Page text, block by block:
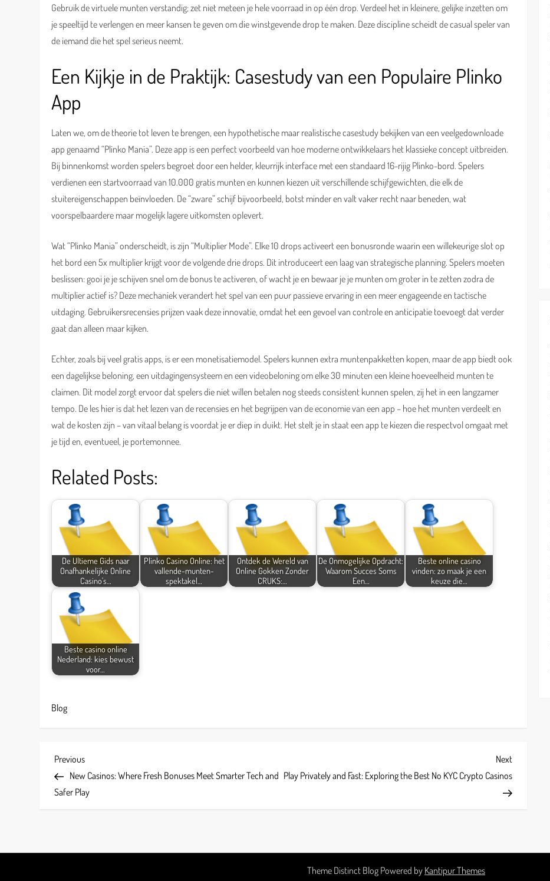
Gebruik de virtuele munten verstandig; zet niet meteen je hele voorraad in op één drop. Verdeel het in kleinere, gelijke inzetten om
je speeltijd te verlengen en meer kansen te geven om die winstgevende drop te maken. Deze discipline scheidt de casual speler van
de iemand die het spel serieus neemt.
Een Kijkje in de Praktijk: Casestudy van een Populaire Plinko
App
Laten we, om de theorie tot leven te brengen, een hypothetische maar realistische casestudy bekijken van een veelgedownloade
app genaamd “Plinko Mania”. Deze app is een perfect voorbeeld van hoe moderne ontwikkelaars het klassieke concept uitbreiden.
Bij binnenkomst worden spelers begroet door een helder, kleurrijk interface met een standaard 16-rijig Plinko-bord. Spelers
verdienen een startvoorraad van 10.000 gratis munten en kunnen kiezen uit verschillende schijfgewichten, die elk de
stuitereigenschappen beïnvloeden. De “zware” schijf bijvoorbeeld, botst minder en valt vaker recht naar beneden, wat
voorspelbaardere maar mogelijk lagere uitkomsten oplevert.
Wat “Plinko Mania” onderscheidt, is zijn “Multiplier Mode”. Elke 10 drops activeert een bonusronde waarin een willekeurige slot op
het bord een 5x multiplier krijgt voor de volgende drie drops. Dit introduceert een laag van strategische planning. Spelers moeten
beslissen: gooi je je schijven snel om de bonus te activeren, of wacht je en bewaar je je munten om groter in te zetten zodra de
multiplier actief is? Deze mechaniek verandert het spel van een puur passieve ervaring in een meer engageende en tactische
uitdaging. Gebruikersrecensies prijzen vaak deze innovatie, omdat het een gevoel van controle en anticipatie toevoegt dat verder
gaat dan alleen maar kijken.
Echter, zoals bij veel gratis apps, is er een monetisatiemodel. Spelers kunnen extra muntenpakketten kopen, maar de app biedt ook
een dagelijkse beloning, een uitdagingensysteem en een videobeloning om elke 30 minuten een kleine hoeveelheid munten te
claimen. Dit model zorgt ervoor dat spelers die niet willen betalen nog steeds consistent kunnen spelen, zij het in een langzamer
tempo. De les hier is dat het lezen van de recensies en het begrijpen van de economie van een app – hoe het munten verdeelt en
wat de kosten zijn – van vitaal belang is voordat je er diep in duikt. Het stelt je in staat een app te kiezen die respectvol omgaat met
je tijd en, eventueel, je portemonnee.
Related Posts:
De Ultieme Gids naar
Onafhankelijke Online
Casino's…
Plinko Casino Online: het
vallende-munten-
spektakel…
Ontdek de Wereld van
Online Gokken Zonder
CRUKS:…
De Onmogelijke Opdracht:
Waarom Succes Soms
Een…
Beste online casino
vinden: zo maak je een
keuze die…
Beste casino online
Nederland: kies bewust
voor…
Blog
P
o
Previous
Post
Previous
New Casinos: Where Fresh Bonuses Meet Smarter Tech and
Safer Play
Next
Post
Next
Play Privately and Fast: Exploring the Best No KYC Crypto Casinos
Theme Distinct Blog Powered by Kantipur Themes